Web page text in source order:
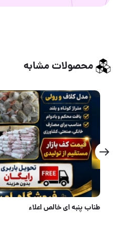
محصولات مشابه
پخش انواع گونی خالی نو